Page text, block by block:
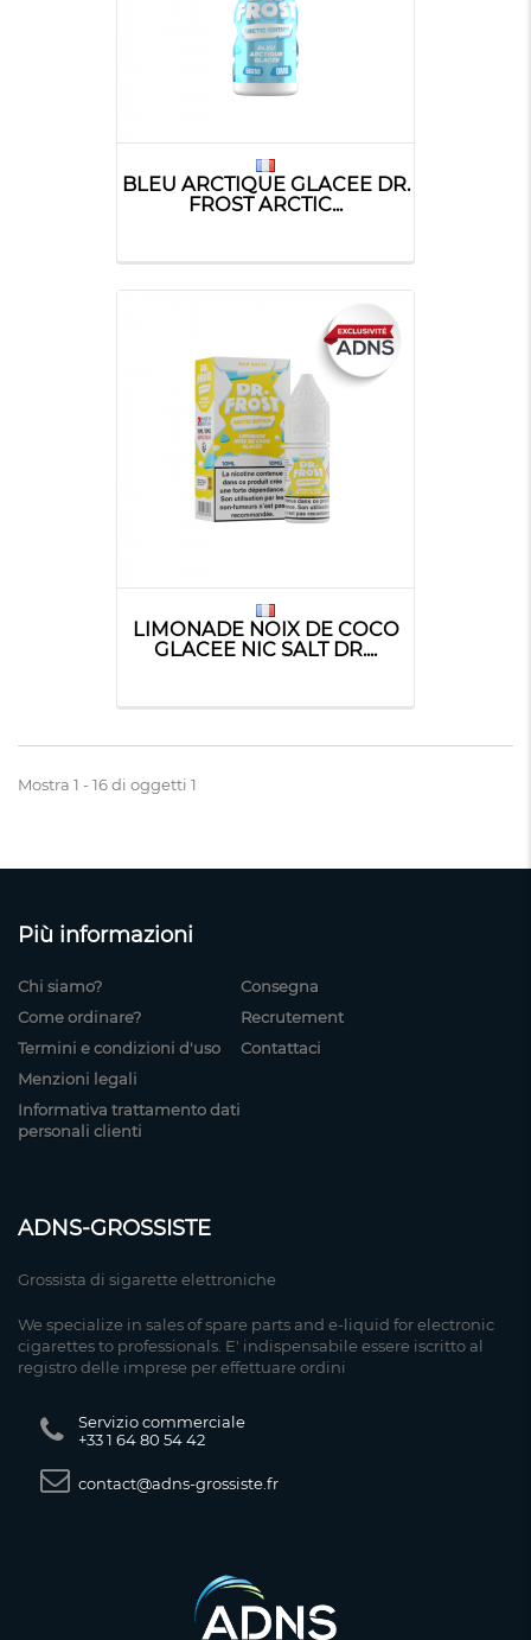
BLEU ARCTIQUE GLACEE DR.
FROST ARCTIC...
LIMONADE NOIX DE COCO
GLACEE NIC SALT DR....
Mostra 1 - 16 di oggetti 1
Più informazioni
Chi siamo?
Come ordinare?
Termini e condizioni d'uso
Menzioni legali
Informativa trattamento dati
personali clienti
Consegna
Recrutement
Contattaci
ADNS-GROSSISTE
Grossista di sigarette elettroniche
We specialize in sales of spare parts and e-liquid for electronic
cigarettes to professionals. E' indispensabile essere iscritto al
registro delle imprese per effettuare ordini
Servizio commerciale
+33 1 64 80 54 42
contact@adns-grossiste.fr